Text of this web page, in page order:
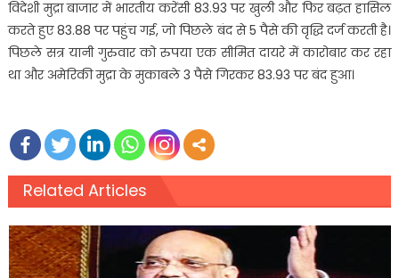
विदेशी मुद्रा बाजार में भारतीय करेंसी 83.93 पर खुली और फिर बढ़त हासिल
करते हुए 83.88 पर पहुंच गई, जो पिछले बंद से 5 पैसे की वृद्धि दर्ज करती है।
पिछले सत्र यानी गुरुवार को रुपया एक सीमित दायरे में कारोबार कर रहा
था और अमेरिकी मुद्रा के मुकाबले 3 पैसे गिरकर 83.93 पर बंद हुआ।
Related Articles